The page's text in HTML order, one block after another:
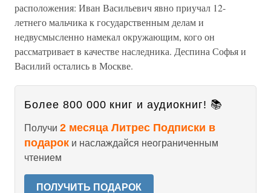
расположения: Иван Васильевич явно приучал 12-
летнего мальчика к государственным делам и
недвусмысленно намекал окружающим, кого он
рассматривает в качестве наследника. Деспина Софья и
Василий остались в Москве.
Более 800 000 книг и аудиокниг! 📚
Получи 2 месяца Литрес Подписки в
подарок и наслаждайся неограниченным
чтением
ПОЛУЧИТЬ ПОДАРОК